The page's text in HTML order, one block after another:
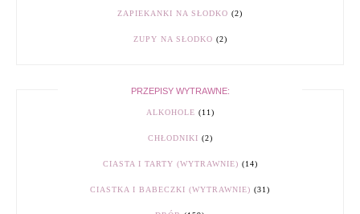
ZAPIEKANKI NA SŁODKO (2)
ZUPY NA SŁODKO (2)
PRZEPISY WYTRAWNE:
ALKOHOLE (11)
CHŁODNIKI (2)
CIASTA I TARTY (WYTRAWNIE) (14)
CIASTKA I BABECZKI (WYTRAWNIE) (31)